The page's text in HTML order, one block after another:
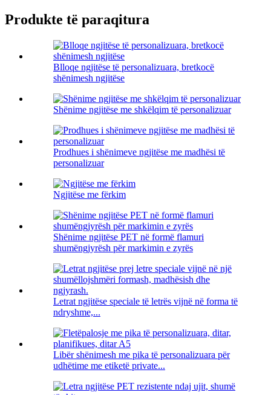
Produkte të paraqitura
Blloqe ngjitëse të personalizuara, bretkocë
shënimesh ngjitëse
Shënime ngjitëse me shkëlqim të personalizuar
Prodhues i shënimeve ngjitëse me madhësi të
personalizuar
Ngjitëse me fërkim
Shënime ngjitëse PET në formë flamuri
shumëngjyrësh për markimin e zyrës
Letrat ngjitëse speciale të letrës vijnë në forma të
ndryshme,...
Libër shënimesh me pika të personalizuara për
udhëtime me etiketë private...